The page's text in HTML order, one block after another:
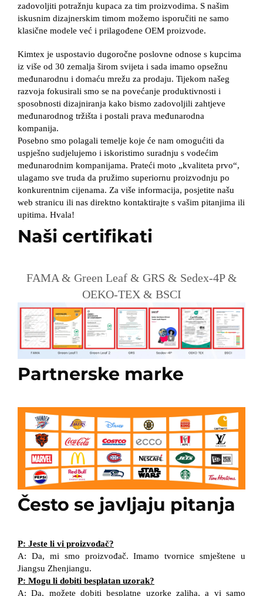
zadovoljiti potražnju kupaca za tim proizvodima. S našim
iskusnim dizajnerskim timom možemo isporučiti ne samo
klasične modele već i prilagođene OEM proizvode.
Kimtex je uspostavio dugoročne poslovne odnose s kupcima
iz više od 30 zemalja širom svijeta i sada imamo opsežnu
međunarodnu i domaću mrežu za prodaju. Tijekom našeg
razvoja fokusirali smo se na povećanje produktivnosti i
sposobnosti dizajniranja kako bismo zadovoljili zahtjeve
međunarodnog tržišta i postali prava međunarodna
kompanija.
Posebno smo polagali temelje koje će nam omogućiti da
uspješno sudjelujemo i iskoristimo suradnju s vodećim
međunarodnim kompanijama. Prateći moto „kvaliteta prvo“,
ulagamo sve truda da pružimo superiornu proizvodnju po
konkurentnim cijenama. Za više informacija, posjetite našu
web stranicu ili nas direktno kontaktirajte s vašim pitanjima ili
upitima. Hvala!
Naši certifikati
FAMA & Green Leaf & GRS & Sedex-4P &
OEKO-TEX & BSCI
Partnerske marke
Često se javljaju pitanja
P: Jeste li vi proizvođač?
A: Da, mi smo proizvođač. Imamo tvornice smještene u
Jiangsu Zhenjiangu.
P: Mogu li dobiti besplatan uzorak?
A: Da, možete dobiti besplatne uzorke zaliha, a vi samo